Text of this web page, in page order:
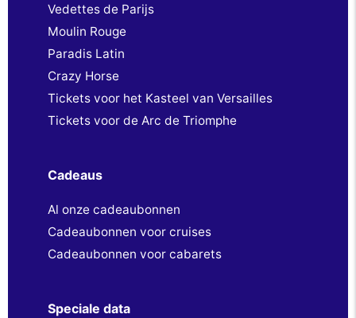
Vedettes de Parijs
Moulin Rouge
Paradis Latin
Crazy Horse
Tickets voor het Kasteel van Versailles
Tickets voor de Arc de Triomphe
Cadeaus
Al onze cadeaubonnen
Cadeaubonnen voor cruises
Cadeaubonnen voor cabarets
Speciale data